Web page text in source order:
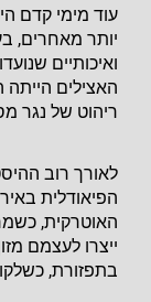
עוד מימי קדם
יותר מאחרים,
ואיכותיים
האצילים הייתה
ריהוט של נגר
לאורך רוב
הפיאודלית
האוטרקית,
ייצרו לעצמם
בתפזורת,